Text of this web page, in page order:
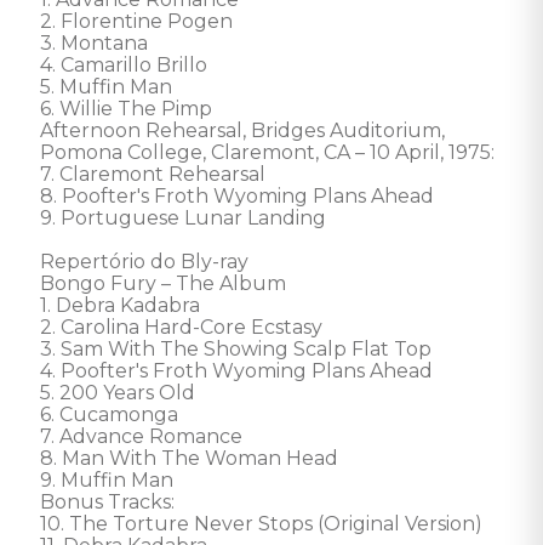
2. Florentine Pogen
3. Montana
4. Camarillo Brillo
5. Muffin Man
6. Willie The Pimp
Afternoon Rehearsal, Bridges Auditorium,
Pomona College, Claremont, CA – 10 April, 1975:
7. Claremont Rehearsal
8. Poofter's Froth Wyoming Plans Ahead
9. Portuguese Lunar Landing
Repertório do Bly-ray
Bongo Fury – The Album
1. Debra Kadabra
2. Carolina Hard-Core Ecstasy
3. Sam With The Showing Scalp Flat Top
4. Poofter's Froth Wyoming Plans Ahead
5. 200 Years Old
6. Cucamonga
7. Advance Romance
8. Man With The Woman Head
9. Muffin Man
Bonus Tracks:
10. The Torture Never Stops (Original Version)